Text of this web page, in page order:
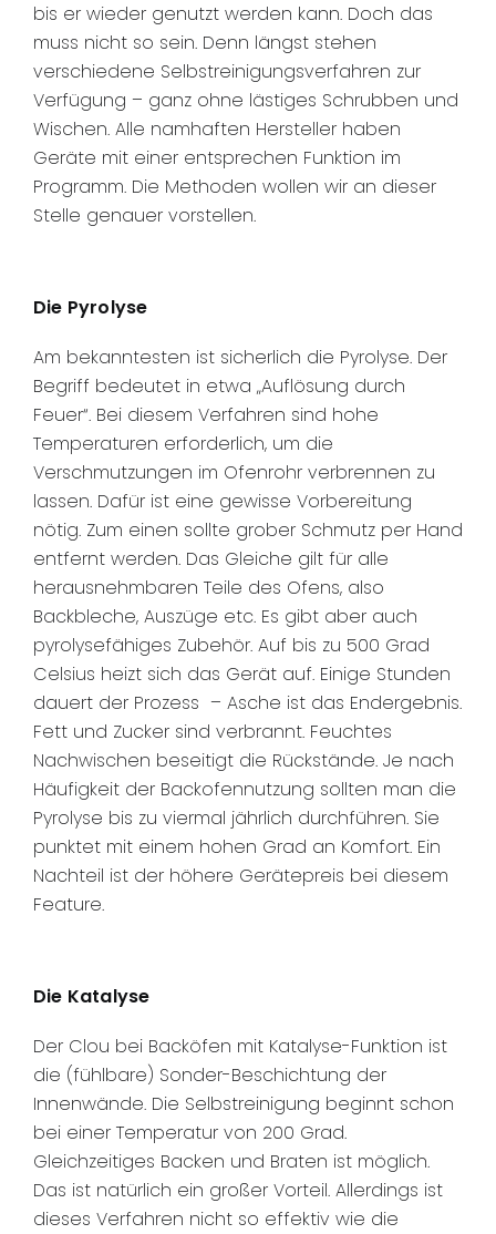
bis er wieder genutzt werden kann. Doch das
muss nicht so sein. Denn längst stehen
verschiedene Selbstreinigungsverfahren zur
Verfügung – ganz ohne lästiges Schrubben und
Wischen. Alle namhaften Hersteller haben
Geräte mit einer entsprechen Funktion im
Programm. Die Methoden wollen wir an dieser
Stelle genauer vorstellen.
Die Pyrolyse
Am bekanntesten ist sicherlich die Pyrolyse. Der
Begriff bedeutet in etwa „Auflösung durch
Feuer“. Bei diesem Verfahren sind hohe
Temperaturen erforderlich, um die
Verschmutzungen im Ofenrohr verbrennen zu
lassen. Dafür ist eine gewisse Vorbereitung
nötig. Zum einen sollte grober Schmutz per Hand
entfernt werden. Das Gleiche gilt für alle
herausnehmbaren Teile des Ofens, also
Backbleche, Auszüge etc. Es gibt aber auch
pyrolysefähiges Zubehör. Auf bis zu 500 Grad
Celsius heizt sich das Gerät auf. Einige Stunden
dauert der Prozess – Asche ist das Endergebnis.
Fett und Zucker sind verbrannt. Feuchtes
Nachwischen beseitigt die Rückstände. Je nach
Häufigkeit der Backofennutzung sollten man die
Pyrolyse bis zu viermal jährlich durchführen. Sie
punktet mit einem hohen Grad an Komfort. Ein
Nachteil ist der höhere Gerätepreis bei diesem
Feature.
Die Katalyse
Der Clou bei Backöfen mit Katalyse-Funktion ist
die (fühlbare) Sonder-Beschichtung der
Innenwände. Die Selbstreinigung beginnt schon
bei einer Temperatur von 200 Grad.
Gleichzeitiges Backen und Braten ist möglich.
Das ist natürlich ein großer Vorteil. Allerdings ist
dieses Verfahren nicht so effektiv wie die